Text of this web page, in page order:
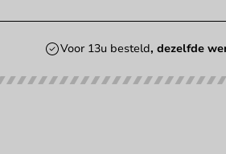
Voor 13u besteld, dezelfde